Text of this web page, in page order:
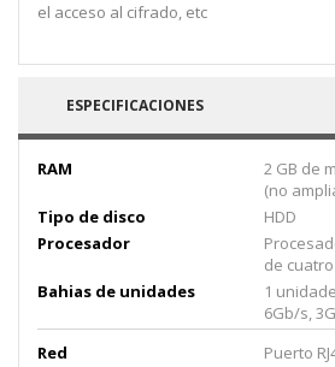
el acceso al cifrado, etc
ESPECIFICACIONES
RAM
2 GB de
(no
Tipo de disco
HDD
Procesador
de
Bahias de unidades
1
6Gb/s,
Red
Puerto